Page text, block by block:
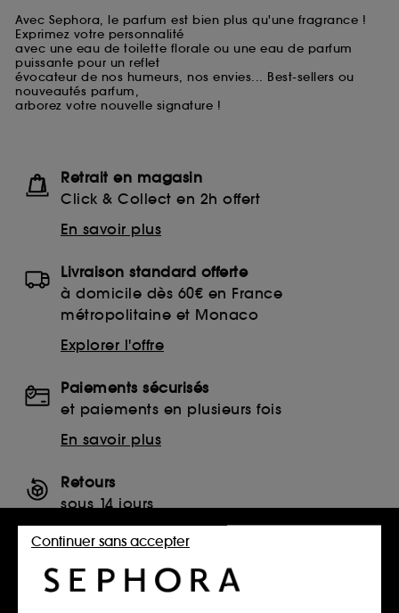
Avec Sephora, le parfum est bien plus qu'une fragrance !
Exprimez votre personnalité
avec une eau de toilette florale ou une eau de parfum
puissante pour un reflet
évocateur de nos humeurs, nos envies... Best-sellers ou
nouveautés parfum,
arborez votre nouvelle signature !
Retrait en magasin
Click & Collect en 2h offert
En savoir plus
Livraison standard offerte
à domicile dès 60€ en France
métropolitaine et Monaco
Explorer l'offre
Paiements sécurisés
et paiements en plusieurs fois
En savoir plus
Retours
sous 14 jours
Retourner mon article
SERVICES, CONTACT ET CONDITIONS DES OFFRES
Continuer sans accepter